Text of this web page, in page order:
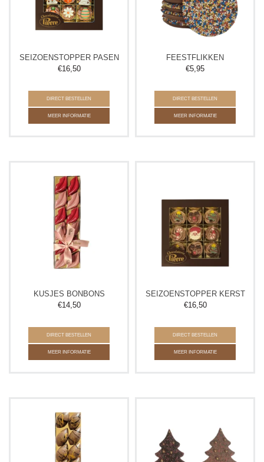
SEIZOENSTOPPER PASEN
€16,50
DIRECT BESTELLEN
MEER INFORMATIE
FEESTFLIKKEN
€5,95
DIRECT BESTELLEN
MEER INFORMATIE
KUSJES BONBONS
€14,50
DIRECT BESTELLEN
MEER INFORMATIE
SEIZOENSTOPPER KERST
€16,50
DIRECT BESTELLEN
MEER INFORMATIE